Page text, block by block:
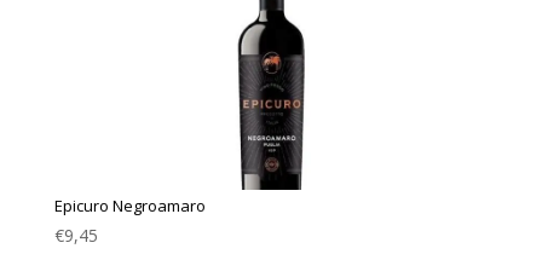
Epicuro Negroamaro
€9,45